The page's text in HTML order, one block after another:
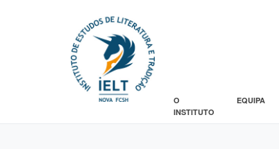
O
INSTITUTO
EQUIPA